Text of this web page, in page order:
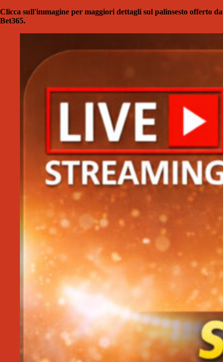
Clicca sull'immagine per maggiori dettagli sul palinsesto offerto da
Bet365.